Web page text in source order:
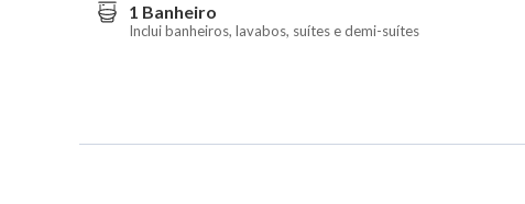
1 Banheiro
Inclui banheiros, lavabos, suítes e demi-suítes